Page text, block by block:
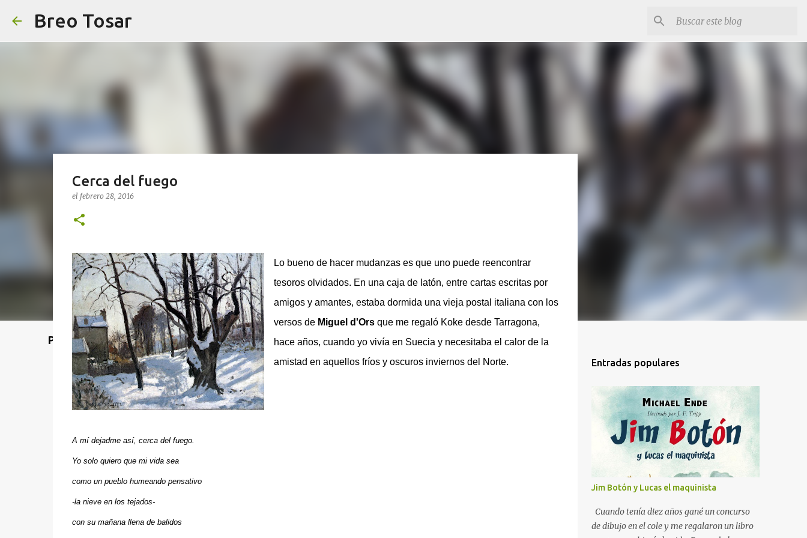
Breo Tosar
Poet's Abbey (Blog de lecturas)
Cerca del fuego
el febrero 28, 2016
Lo bueno de hacer mudanzas es que uno puede reencontrar
tesoros olvidados. En una caja de latón, entre cartas escritas por
amigos y amantes, estaba dormida una vieja postal italiana con los
versos de Miguel d'Orsque me regaló Koke desde Tarragona,
hace años, cuando yo vivía en Suecia y necesitaba el calor de la
amistad en aquellos fríos y oscuros inviernos del Norte.
A mí dejadme así, cerca del fuego.
Yo solo quiero que mi vida sea
como un pueblo humeando pensativo
-la nieve en los tejados-
con su mañana llena de balidos
Entradas populares
Jim Botón y Lucas el maquinista
Cuando tenía diez años gané un concurso
de dibujo en el cole y me regalaron un libro